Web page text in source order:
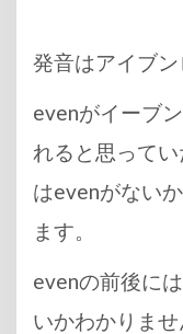
発音はアイブン
evenがイーブ
れると思って
はevenがない
ます。
evenの前後に
いかわかりませ